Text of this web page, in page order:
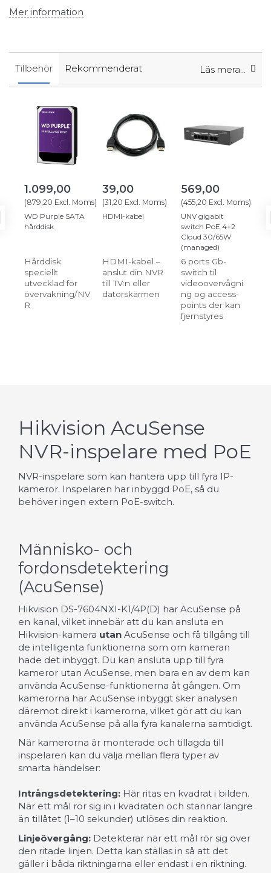
Mer information
Läs mera…
Tillbehör Rekommenderat
1.099,00
(879,20 Excl. Moms)
WD Purple SATA
hårddisk
Hårddisk
speciellt
utvecklad för
övervakning/NV
R
39,00
(31,20 Excl. Moms)
HDMI-kabel
HDMI-kabel –
anslut din NVR
till TV:n eller
datorskärmen
569,00
(455,20 Excl. Moms)
UNV gigabit
switch PoE 4+2
Cloud 30/65W
(managed)
6 ports Gb-
switch til
videoovervågni
ng og access-
points der kan
fjernstyres
Hikvision AcuSense
NVR-inspelare med PoE
NVR-inspelare som kan hantera upp till fyra IP-
kameror. Inspelaren har inbyggd PoE, så du
behöver ingen extern PoE-switch.
Människo- och
fordonsdetektering
(AcuSense)
Hikvision DS-7604NXI-K1/4P(D) har AcuSense på
en kanal, vilket innebär att du kan ansluta en
Hikvision-kamera utan AcuSense och få tillgång till
de intelligenta funktionerna som om kameran
hade det inbyggt. Du kan ansluta upp till fyra
kameror utan AcuSense, men bara en av dem kan
använda AcuSense-funktionerna åt gången. Om
kamerorna har AcuSense inbyggt sker analysen
däremot direkt i kamerorna, vilket gör att du kan
använda AcuSense på alla fyra kanalerna samtidigt.
När kamerorna är monterade och tillagda till
inspelaren kan du välja mellan flera typer av
smarta händelser:
Intrångsdetektering: Här ritas en kvadrat i bilden.
När ett mål rör sig in i kvadraten och stannar längre
än tillåtet (1–10 sekunder) utlöses din reaktion.
Linjeövergång: Detekterar när ett mål rör sig över
den ritade linjen. Detta kan ställas in så att det
gäller i båda riktningarna eller endast i en riktning.